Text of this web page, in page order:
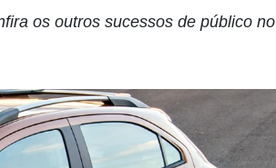
os outros sucessos de público no